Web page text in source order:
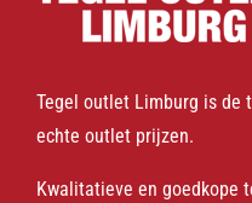
Tegel outlet Limburg is de
echte outlet prijzen.
Kwalitatieve en goedkope